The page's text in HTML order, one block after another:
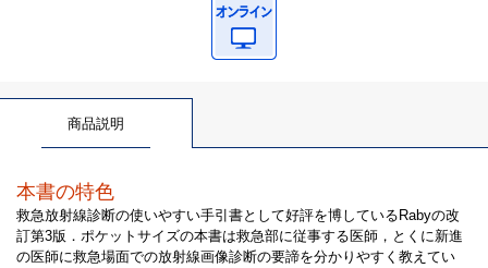
商品説明
本書の特色
救急放射線診断の使いやすい手引書として好評を博しているRabyの改
訂第3版．ポケットサイズの本書は救急部に従事する医師，とくに新進
の医師に救急場面での放射線画像診断の要諦を分かりやすく教えてい